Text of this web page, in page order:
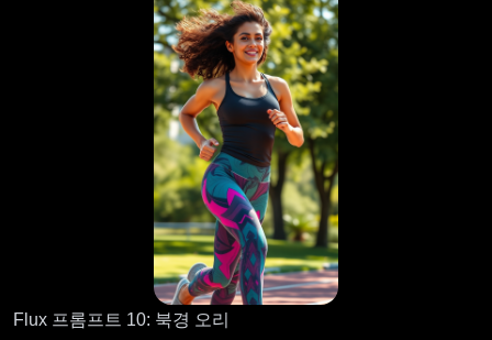
Flux 프롬프트 10: 북경 오리